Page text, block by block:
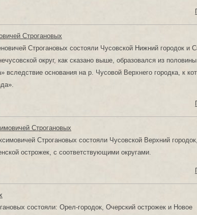
Строгановых
Строгановых состояли Чусовской Нижний городок и
округ, как сказано выше, образовался из
вследствие основания на р. Чусовой Верхнего городка, к
Строгановых
Строгановых состояли Чусовской Верхний
острожек, с соответствующими округами.
состояли: Орел-городок, Очерский острожек и Новое